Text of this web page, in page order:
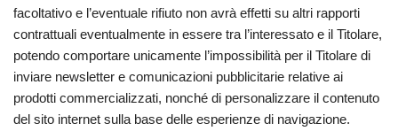
facoltativo e l’eventuale rifiuto non avrà effetti su altri rapporti
contrattuali eventualmente in essere tra l’interessato e il Titolare,
potendo comportare unicamente l’impossibilità per il Titolare di
inviare newsletter e comunicazioni pubblicitarie relative ai
prodotti commercializzati, nonché di personalizzare il contenuto
del sito internet sulla base delle esperienze di navigazione.